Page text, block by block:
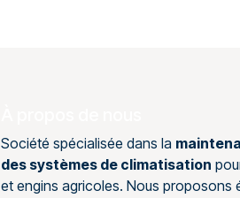
Société spécialisée dans la
des systèmes de climatisation
et engins agricoles. Nous proposons